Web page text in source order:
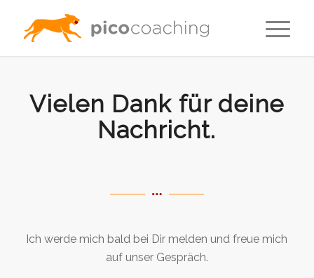
Vielen Dank für deine
Nachricht.
Ich werde mich bald bei Dir melden und freue mich
auf unser Gespräch.